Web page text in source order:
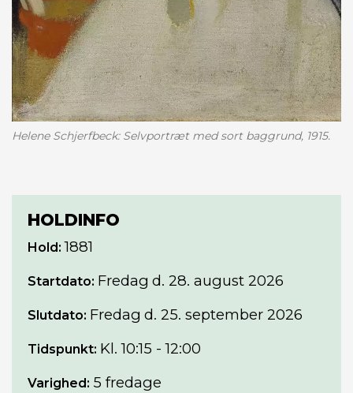
Helene Schjerfbeck: Selvportræt med sort baggrund, 1915.
HOLDINFO
Hold: 1881
Startdato: Fredag d. 28. august 2026
Slutdato: Fredag d. 25. september 2026
Tidspunkt: Kl. 10:15 - 12:00
Varighed: 5 fredage